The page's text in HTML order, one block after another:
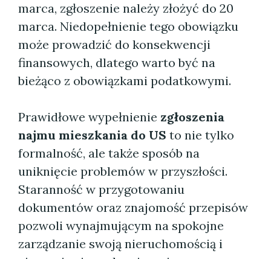
marca, zgłoszenie należy złożyć do 20
marca. Niedopełnienie tego obowiązku
może prowadzić do konsekwencji
finansowych, dlatego warto być na
bieżąco z obowiązkami podatkowymi.
Prawidłowe wypełnienie zgłoszenia
najmu mieszkania do US to nie tylko
formalność, ale także sposób na
uniknięcie problemów w przyszłości.
Staranność w przygotowaniu
dokumentów oraz znajomość przepisów
pozwoli wynajmującym na spokojne
zarządzanie swoją nieruchomością i